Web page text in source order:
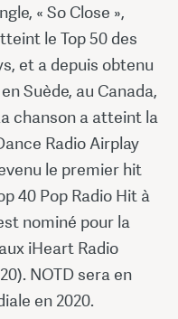
« So Close »,
le Top 50 des
et a depuis obtenu
Suède, au Canada,
chanson a atteint la
Radio Airplay
le premier hit
40 Pop Radio Hit à
nominé pour la
iHeart Radio
NOTD sera en
en 2020.